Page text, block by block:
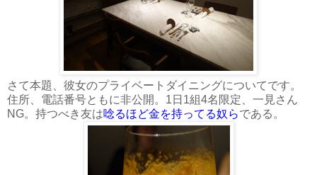
さて本題、彼女のプライベートダイニングについてです。
住所、電話番号ともに非公開。1日1組4名限定、一見さん
NG。持つべき友は唸るほど金を持ってる奴らである。